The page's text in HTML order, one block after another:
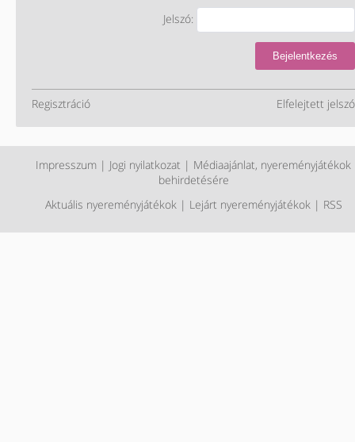
Jelszó:
Bejelentkezés
Regisztráció Elfelejtett jelszó
Impresszum | Jogi nyilatkozat | Médiaajánlat, nyereményjátékok
behirdetésére
Aktuális nyereményjátékok| Lejárt nyereményjátékok| RSS